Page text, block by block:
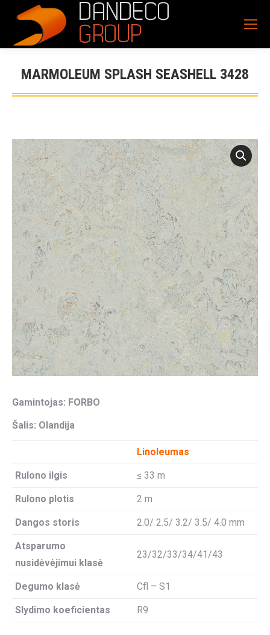
MARMOLEUM SPLASH SEASHELL 3428
Gamintojas: FORBO
Šalis: Olandija
Linoleumas
Rulono ilgis ≤ 33 m
Rulono plotis 2 m
Dangos storis 2.0/ 2.5/ 3.2/ 3.5/ 4.0 mm
Atsparumo
nusidėvėjimui klasė
23/32/33/34/41/43
Degumo klasė Cfl – S1
Slydimo koeficientas R9